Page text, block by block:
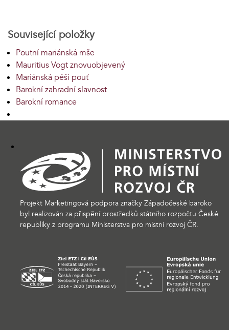
Související položky
Poutní mariánská mše
Mauritius Vogt znovuobjevený
Mariánská pěší pouť
Barokní zahradní slavnost
Barokní romance
Projekt Marketingová podpora značky Západočeské baroko
byl realizován za přispění prostředků státního rozpočtu České
republiky z programu Ministerstva pro místní rozvoj ČR.